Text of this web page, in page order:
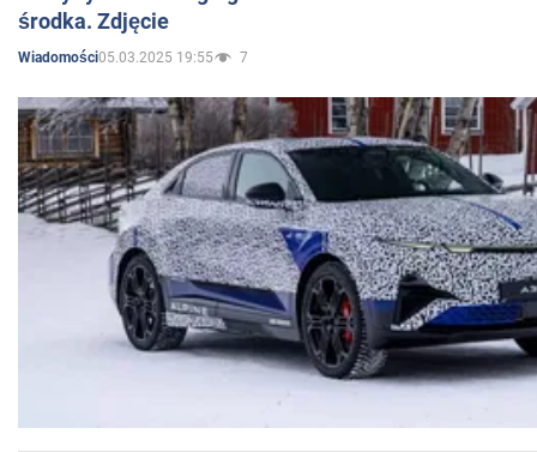
środka. Zdjęcie
Wiadomości05.03.2025 19:55 7